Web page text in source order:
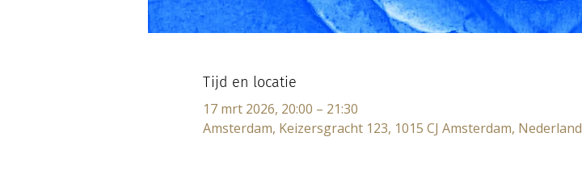
Tijd en locatie
17 mrt 2026, 20:00 – 21:30
Amsterdam, Keizersgracht 123, 1015 CJ Amsterdam, Nederland